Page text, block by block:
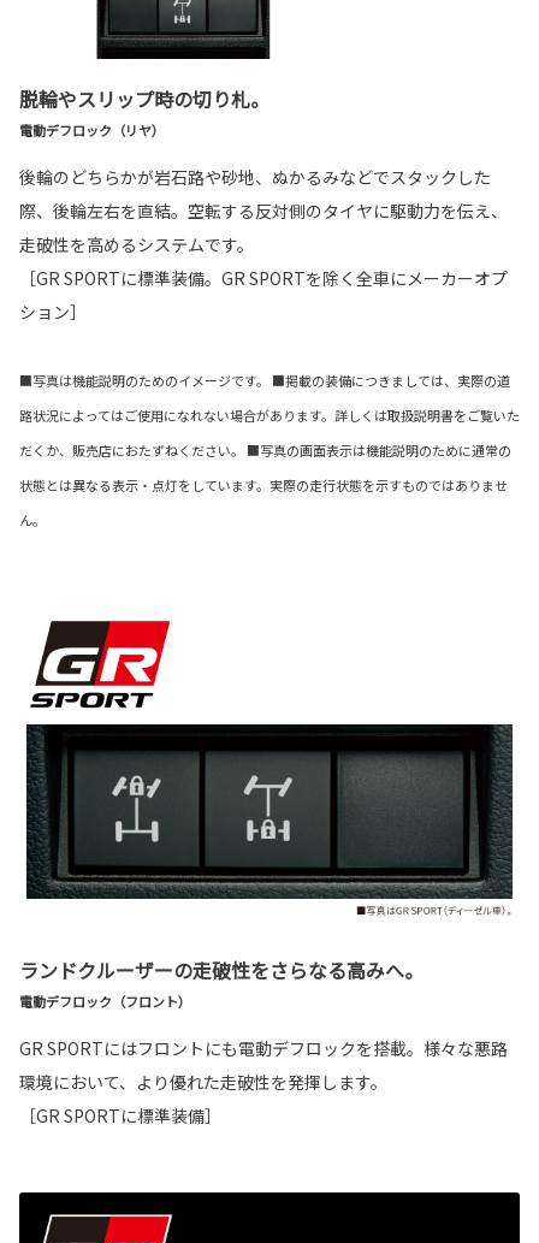
脱輪やスリップ時の切り札。
電動デフロック（リヤ）
後輪のどちらかが岩石路や砂地、ぬかるみなどでスタックした
際、後輪左右を直結。空転する反対側のタイヤに駆動力を伝え、
走破性を高めるシステムです。
［GR SPORTに標準装備。GR SPORTを除く全車にメーカーオプ
ション］
■写真は機能説明のためのイメージです。 ■掲載の装備につきましては、実際の道
路状況によってはご使用になれない場合があります。詳しくは取扱説明書をご覧いた
だくか、販売店におたずねください。 ■写真の画面表示は機能説明のために通常の
状態とは異なる表示・点灯をしています。実際の走行状態を示すものではありませ
ん。
ランドクルーザーの走破性をさらなる高みへ。
電動デフロック（フロント）
GR SPORTにはフロントにも電動デフロックを搭載。様々な悪路
環境において、より優れた走破性を発揮します。
［GR SPORTに標準装備］